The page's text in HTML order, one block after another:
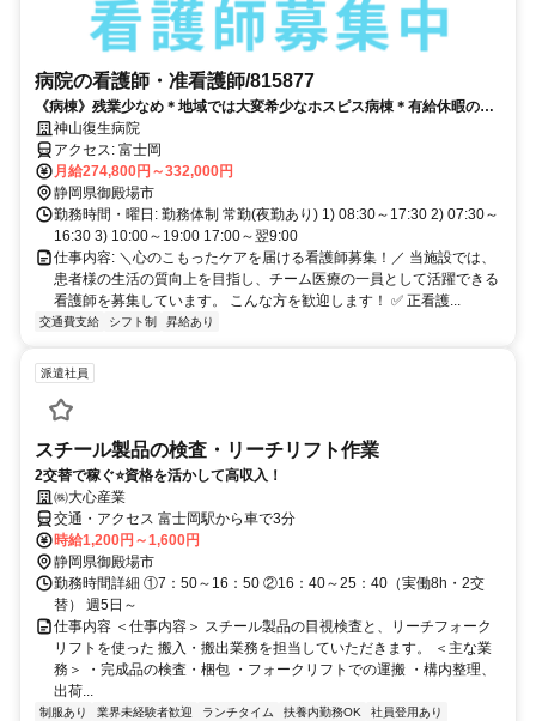
病院の看護師・准看護師/815877
《病棟》残業少なめ＊地域では大変希少なホスピス病棟＊有給休暇の取
得率高め⭕️勤務経験のある方大歓迎です！
神山復生病院
アクセス: 富士岡
月給274,800円～332,000円
静岡県御殿場市
勤務時間・曜日: 勤務体制 常勤(夜勤あり) 1) 08:30～17:30 2) 07:30～
16:30 3) 10:00～19:00 17:00～翌9:00
仕事内容: ＼心のこもったケアを届ける看護師募集！／ 当施設では、
患者様の生活の質向上を目指し、チーム医療の一員として活躍できる
看護師を募集しています。 こんな方を歓迎します！ ✅ 正看護...
交通費支給 シフト制 昇給あり
派遣社員
スチール製品の検査・リーチリフト作業
2交替で稼ぐ⭐資格を活かして高収入！
㈱大心産業
交通・アクセス 富士岡駅から車で3分
時給1,200円～1,600円
静岡県御殿場市
勤務時間詳細 ①7：50～16：50 ②16：40～25：40（実働8h・2交
替） 週5日～
仕事内容 ＜仕事内容＞ スチール製品の目視検査と、リーチフォーク
リフトを使った 搬入・搬出業務を担当していただきます。 ＜主な業
務＞ ・完成品の検査・梱包 ・フォークリフトでの運搬 ・構内整理、
出荷...
制服あり 業界未経験者歓迎 ランチタイム 扶養内勤務OK
社員登用あり